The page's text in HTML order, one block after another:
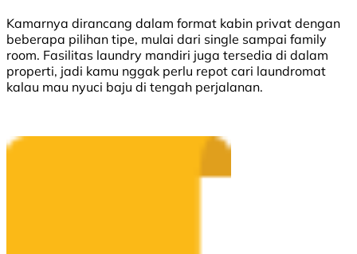
Kamarnya dirancang dalam format kabin privat dengan
beberapa pilihan tipe, mulai dari single sampai family
room. Fasilitas laundry mandiri juga tersedia di dalam
properti, jadi kamu nggak perlu repot cari laundromat
kalau mau nyuci baju di tengah perjalanan.